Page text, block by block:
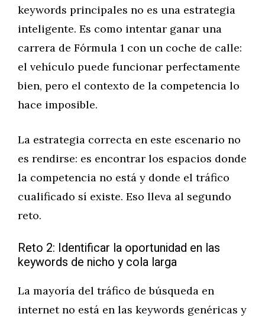
keywords principales no es una estrategia
inteligente. Es como intentar ganar una
carrera de Fórmula 1 con un coche de calle:
el vehículo puede funcionar perfectamente
bien, pero el contexto de la competencia lo
hace imposible.
La estrategia correcta en este escenario no
es rendirse: es encontrar los espacios donde
la competencia no está y donde el tráfico
cualificado sí existe. Eso lleva al segundo
reto.
Reto 2: Identificar la oportunidad en las
keywords de nicho y cola larga
La mayoría del tráfico de búsqueda en
internet no está en las keywords genéricas y